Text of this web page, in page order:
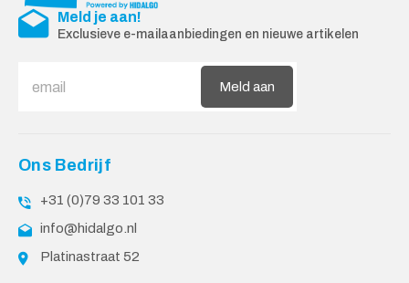
Meld je aan!
Exclusieve e-mailaanbiedingen en nieuwe artikelen
Meld aan
Ons Bedrijf
+31 (0)79 33 101 33
info@hidalgo.nl
Platinastraat 52